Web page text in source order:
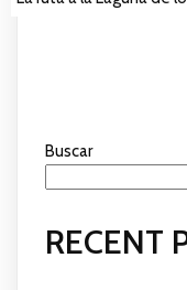
Buscar
RECENT